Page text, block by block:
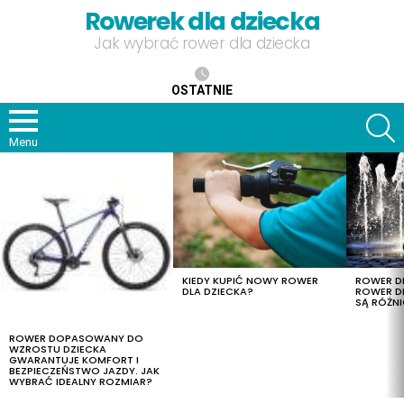
Rowerek dla dziecka
Jak wybrać rower dla dziecka
OSTATNIE
Menu
ROWER DOPASOWANY DO
WZROSTU DZIECKA
GWARANTUJE KOMFORT I
BEZPIECZEŃSTWO JAZDY. JAK
WYBRAĆ IDEALNY ROZMIAR?
KIEDY KUPIĆ NOWY ROWER
DLA DZIECKA?
ROWER
ROWER
SĄ